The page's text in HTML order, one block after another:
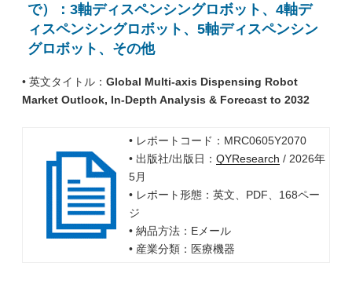
で）：3軸ディスペンシングロボット、4軸デ
ィスペンシングロボット、5軸ディスペンシン
グロボット、その他
• 英文タイトル： Global Multi-axis Dispensing Robot
Market Outlook, In‑Depth Analysis & Forecast to 2032
• レポートコード：MRC0605Y2070
• 出版社/出版日： QYResearch / 2026年
5月
• レポート形態：英文、PDF、168ペー
ジ
• 納品方法：Eメール
• 産業分類：医療機器